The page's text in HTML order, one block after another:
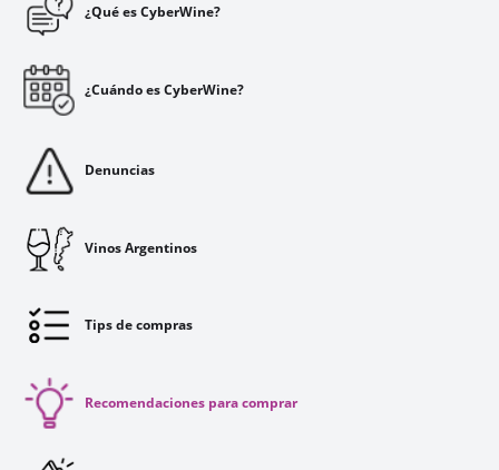
¿Qué es CyberWine?
¿Cuándo es CyberWine?
Denuncias
Vinos Argentinos
Tips de compras
Recomendaciones para comprar